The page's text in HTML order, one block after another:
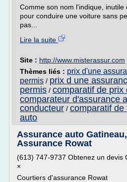
Comme son nom l'indique,
pour conduire une voiture sans
pas...
Lire la suite
Site : http://www.misterassur.com
Thèmes liés : prix d'une
permis / prix d une
permis / comparatif de prix
comparateur d'assurance
conducteur / comparatif de
auto
Assurance auto
Assurance Rowat
(613) 747-9737 Obtenez un devis
×
Courtiers d'assurance Rowat